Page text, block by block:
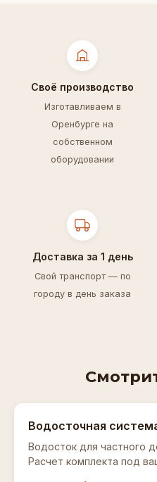
Своё производство
Изготавливаем в
Оренбурге на
собственном
оборудовании
Доставка за 1 день
Свой транспорт — по
городу в день заказа
Водосточная
Водосток для частного
Расчет комплекта под